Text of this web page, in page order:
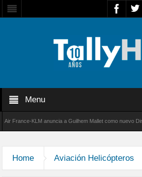
Menu
KLM anuncia a Guilhem Mallet como nuevo Director
Home Aviación Helicópteros